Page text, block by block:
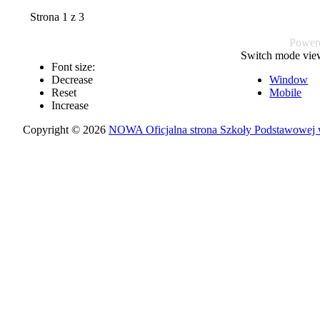
Strona 1 z 3
Font size:
Decrease
Reset
Increase
Switch mode
Window
Mobile
Copyright © 2026NOWA Oficjalna strona Szkoły